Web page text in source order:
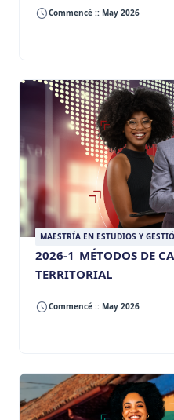
Commencé :: May 2026
MAESTRÍA EN ESTUDIOS Y
2026-1_MÉTODOS DE
TERRITORIAL
Commencé :: May 2026